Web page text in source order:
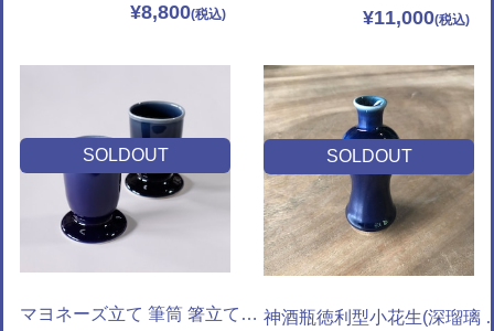
¥8,800 ¥11,000
SOLDOUT
マヨネーズ立て 筆筒 箸立て に使える小花生(深瑠璃 暮瑠璃)
SOLDOUT
神酒瓶徳